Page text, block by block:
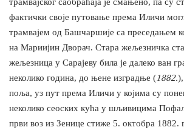
трамвајског саобраћаја је смањено, па су
фактички своје путовање према Иличи
трамвајем од Башчаршије са преседањем
на Мариијин Дворач. Стара жељезничка
жељезница у Сарајеву била је далеко ван
неколико година, до њене изградње (1882.
поља, уз пут према Иличи у којима су
неколико сеоских кућа у шљивицима
први воз из Зенице стиже 5. октобра 1882.